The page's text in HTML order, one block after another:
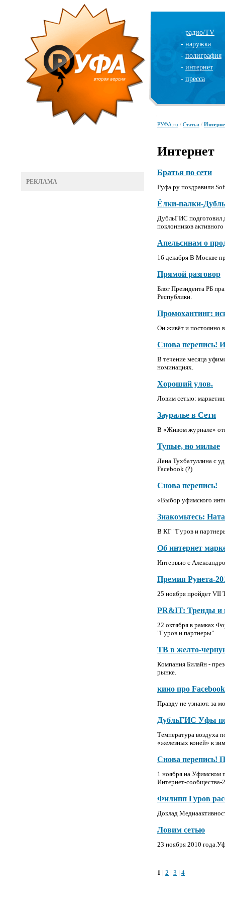
- радио/TV
- наружка
- полиграфия
- интернет
- пресса
РЕКЛАМА
РУФА.ru / Статьи /
Интернет
Братья по сети
Руфа.ру поздравили
Ёлки-палки-
ДубльГИС подготовил
поклонников
Апельсинам о
16 декабря В Москве
Прямой разговор
Блог Президента РБ
Республики.
Промохантинг:
Он живёт и постоянно
Снова перепись!
В течение месяца
номинациях.
Хороший улов.
Ловим сетью:
Зауралье в Сети
В «Живом журнале»
Тупые, но милые
Лена Тухбатуллина с
Facebook (?)
Снова перепись!
«Выбор уфимского
Знакомьтесь:
В КГ "Гуров и
Об интернет
Интервью с
Премия Рунета-
25 ноября пройдет VII
PR&IT: Тренды и
22 октября в рамках
"Гуров и партнеры"
ТВ в желто-
Компания Билайн -
рынке.
кино про
Правду не узнают. за
ДубльГИС Уфы
Температура воздуха
«железных коней» к
Снова перепись!
1 ноября на Уфимском
Интернет-сообщества-
Филипп Гуров
Доклад
Ловим сетью
23 ноября 2010
1 | 2 | 3 | 4